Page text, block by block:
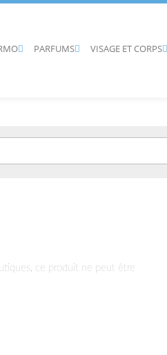
 
PARFUMS 
VISAGE ET CORPS
ce produit ne peut être